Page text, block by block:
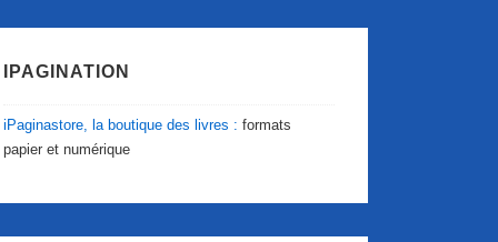
IPAGINATION
iPaginastore, la boutique des livres : formats
papier et numérique